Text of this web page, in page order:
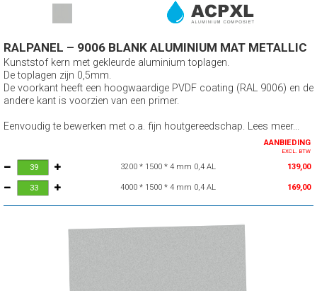
RALPANEL – 9006 BLANK ALUMINIUM MAT METALLIC
Kunststof kern met gekleurde aluminium toplagen.
De toplagen zijn 0,5mm.
De voorkant heeft een hoogwaardige PVDF coating (RAL 9006) en de
andere kant is voorzien van een primer.
Eenvoudig te bewerken met o.a. fijn houtgereedschap. Lees meer...
AANBIEDING
EXCL. BTW
3200 * 1500 * 4 mm 0,4 AL 139,00
4000 * 1500 * 4 mm 0,4 AL 169,00